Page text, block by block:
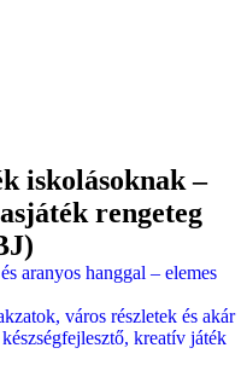
iskolásoknak –
rengeteg
aranyos hanggal – elemes
város részletek és akár
kreatív játék